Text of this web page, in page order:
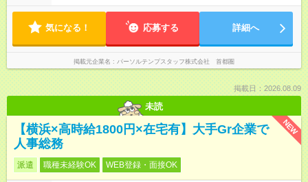
気になる！ 応募する 詳細へ
掲載元企業名 パーソルテンプスタッフ株式会社 首都圏
掲載日：2026.08.09
未読
NEW
【横浜×高時給1800円×在宅有】大手Gr企業で
人事総務
派遣 職種未経験OK WEB登録・面接OK